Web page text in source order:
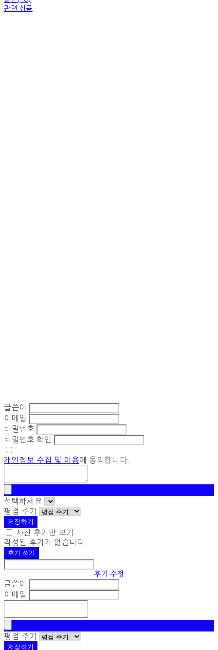
관련 상품
글쓴이
이메일
비밀번호
비밀번호 확인
개인정보 수집 및 이용에 동의합니다.
선택하세요
평점 주기
저장하기
사진 후기만 보기
작성된 후기가 없습니다.
후기 쓰기
후기 수정
글쓴이
이메일
평점 주기
저장하기